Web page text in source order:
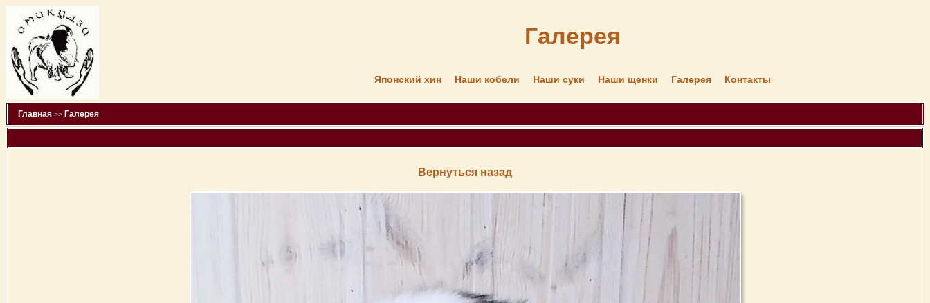
Галерея
Японский хин Наши кобели Наши суки Наши щенки Галерея Контакты
Главная >> Галерея
Вернуться назад